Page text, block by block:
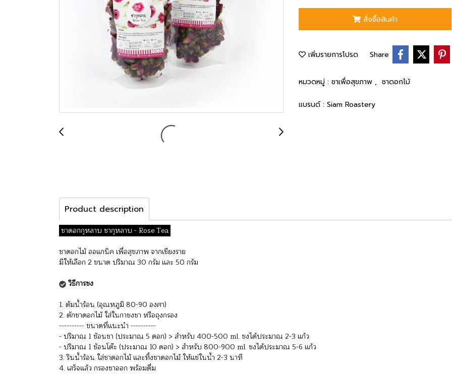
สั่งซื้อสินค้า
เพิ่มรายการโปรด Share
หมวดหมู่ : ชาเพื่อสุขภาพ , ชาดอกไม้
แบรนด์ : Siam Roastery
Product description
ชาดอกกุหลาบ ชากุหลาบ - Rose Tea
ชาดอกไม้ ออแกนิค เพื่อสุขภาพ จากเชียงราย
มีให้เลือก 2 ขนาด ปริมาณ 30 กรัม และ 50 กรัม
วิธีการชง
1. ต้มน้ำร้อน (อุณหภูมิ 80-90 องศา)
2. ตักชาดอกไม้ ใส่ในกาชงชา หรือถุงกรอง
---------- ขนาดที่แนะนำ ----------
- ปริมาณ 1 ช้อนชา (ประมาณ 5 ดอก) > สำหรับ 400-500 ml. ชงได้ประมาณ 2-3 แก้ว
- ปริมาณ 1 ช้อนโต๊ะ (ประมาณ 10 ดอก) > สำหรับ 800-900 ml. ชงได้ประมาณ 5-6 แก้ว
3. รินน้ำร้อน ใส่ชาดอกไม้ และทิ้งชาดอกไม้ ให้แช่ในน้ำ 2-3 นาที
4. เสร็จแล้ว กรองชาออก พร้อมดื่ม